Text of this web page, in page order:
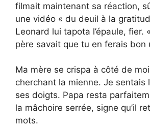
filmait maintenant sa réaction,
une vidéo « du deuil à la
Leonard lui tapota l’épaule, fier.
père savait que tu en ferais bon
Ma mère se crispa à côté de
cherchant la mienne. Je sentais
ses doigts. Papa resta
la mâchoire serrée, signe qu’il
mots.